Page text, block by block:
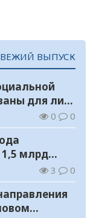
ВЫПУСК
для лиц
0 0
млрд
3 0